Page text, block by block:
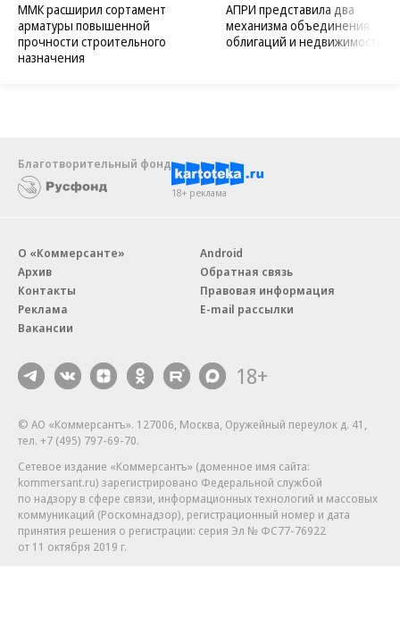
ММК расширил сортамент
арматуры повышенной
прочности строительного
назначения
АПРИ представила два
механизма объединения
облигаций и недвижимости
Благотворительный фонд
18+ реклама
О «Коммерсанте»
Архив
Контакты
Реклама
Вакансии
Android
Обратная связь
Правовая информация
E-mail рассылки
18+
© АО «Коммерсантъ». 127006, Москва, Оружейный переулок д. 41,
тел. +7 (495) 797-69-70.
Сетевое издание «Коммерсантъ» (доменное имя сайта:
kommersant.ru) зарегистрировано Федеральной службой
по надзору в сфере связи, информационных технологий и массовых
коммуникаций (Роскомнадзор), регистрационный номер и дата
принятия решения о регистрации: серия Эл № ФС77-76922
от 11 октября 2019 г.